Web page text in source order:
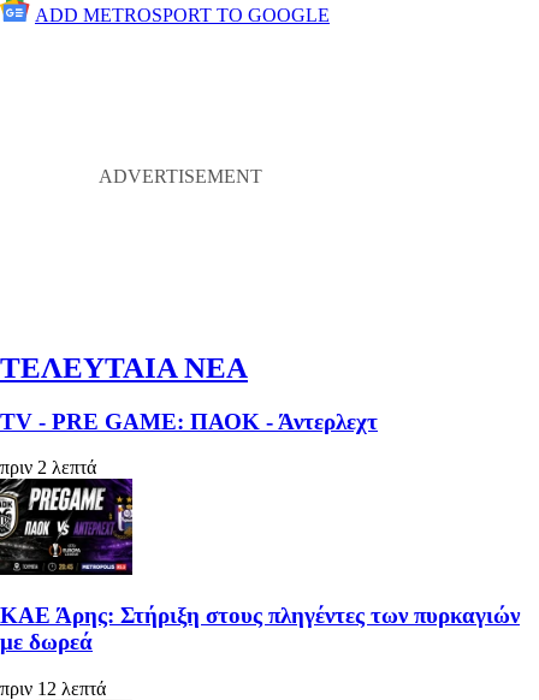
ADD METROSPORT TO GOOGLE
ΤΕΛΕΥΤΑΙΑ ΝΕΑ
TV - PRE GAME: ΠΑΟΚ - Άντερλεχτ
πριν 2 λεπτά
ΚΑΕ Άρης: Στήριξη στους πληγέντες των πυρκαγιών
με δωρεά
πριν 12 λεπτά